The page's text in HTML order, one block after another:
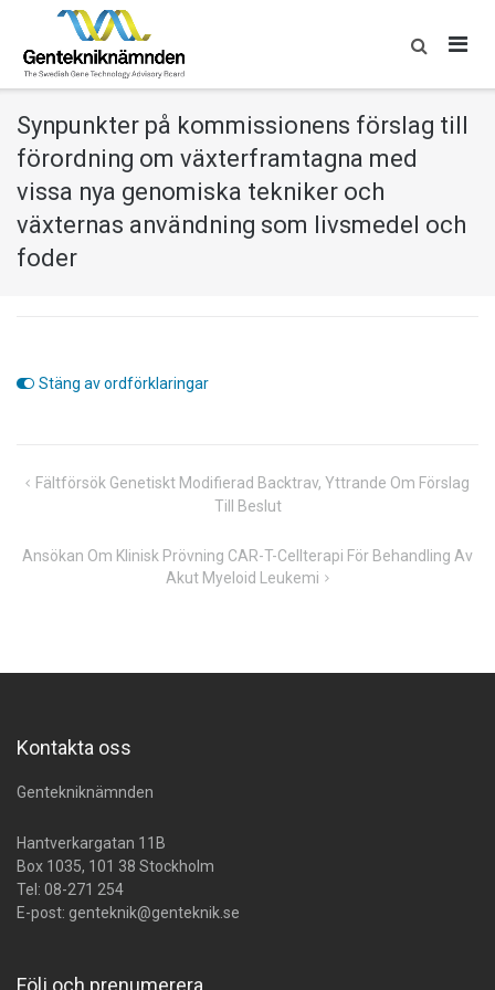
content
Synpunkter på kommissionens förslag till
förordning om växterframtagna med
vissa nya genomiska tekniker och
växternas användning som livsmedel och
foder
Stäng av ordförklaringar
Inläggsnavigering
Fältförsök Genetiskt Modifierad Backtrav, Yttrande Om Förslag
Till Beslut
Ansökan Om Klinisk Prövning CAR-T-Cellterapi För Behandling Av
Akut Myeloid Leukemi
Kontakta oss
Gentekniknämnden
Hantverkargatan 11B
Box 1035, 101 38 Stockholm
Tel: 08-271 254
E-post: genteknik@genteknik.se
Följ och prenumerera